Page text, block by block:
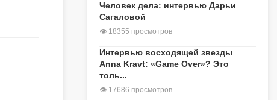
Человек дела: интервью Дарьи
Сагаловой
👁 18355 просмотров
Интервью восходящей звезды
Anna Kravt: «Game Over»? Это
толь...
👁 17686 просмотров